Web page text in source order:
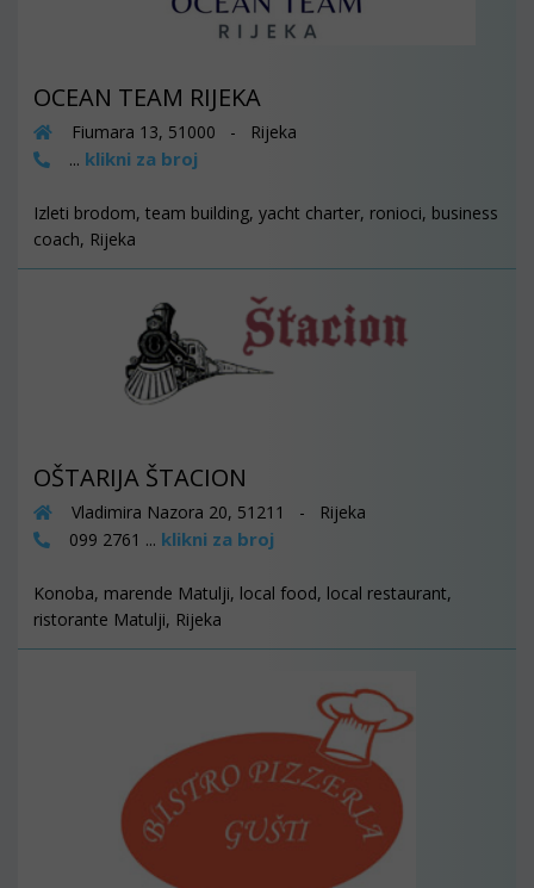
OCEAN TEAM RIJEKA
Fiumara 13, 51000 - Rijeka
... klikni za broj
Izleti brodom, team building, yacht charter, ronioci, business
coach, Rijeka
OŠTARIJA ŠTACION
Vladimira Nazora 20, 51211 - Rijeka
099 2761 ... klikni za broj
Konoba, marende Matulji, local food, local restaurant,
ristorante Matulji, Rijeka